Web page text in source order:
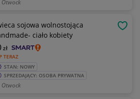
Otwock
sojowa wolnostojąca
ciało kobiety
TERAZ
zł
STAN: NOWY
SPRZEDAJĄCY: OSOBA PRYWATNA
Otwock